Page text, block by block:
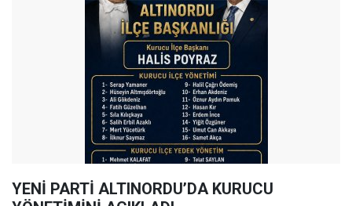
YENİ PARTİ ALTINORDU’DA KURUCU